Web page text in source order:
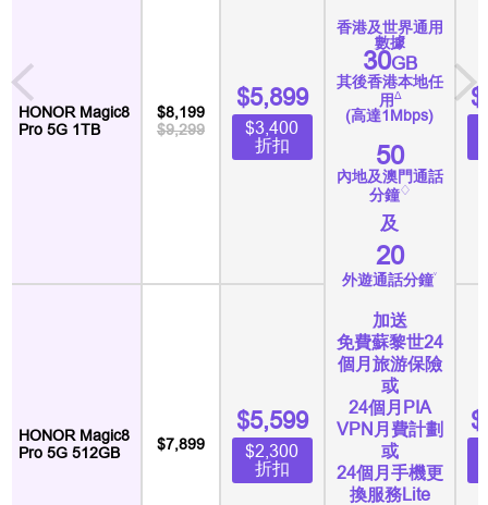
HONOR Magic8
Pro 5G 1TB
$8,199
$9,299
$5,899
$3,400
折扣
香港及世界通用
數據
30GB
其後香港本地任
用 ∆
(高達1Mbps)
50
內地及澳門通話
分鐘♢
及
20
外遊通話分鐘˅
加送
免費蘇黎世24
個月旅游保險
或
24個月PIA
VPN月費計劃
或
24個月手機更
換服務Lite
HONOR Magic8
Pro 5G 512GB
$7,899
$5,599
$2,300
折扣